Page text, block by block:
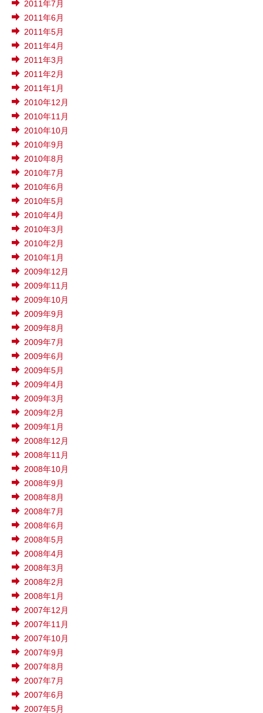
2011年7月
2011年6月
2011年5月
2011年4月
2011年3月
2011年2月
2011年1月
2010年12月
2010年11月
2010年10月
2010年9月
2010年8月
2010年7月
2010年6月
2010年5月
2010年4月
2010年3月
2010年2月
2010年1月
2009年12月
2009年11月
2009年10月
2009年9月
2009年8月
2009年7月
2009年6月
2009年5月
2009年4月
2009年3月
2009年2月
2009年1月
2008年12月
2008年11月
2008年10月
2008年9月
2008年8月
2008年7月
2008年6月
2008年5月
2008年4月
2008年3月
2008年2月
2008年1月
2007年12月
2007年11月
2007年10月
2007年9月
2007年8月
2007年7月
2007年6月
2007年5月